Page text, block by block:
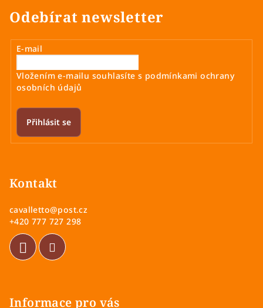
Odebírat newsletter
E-mail
Vložením e-mailu souhlasíte s podmínkami ochrany
osobních údajů
Přihlásit se
Kontakt
cavalletto@post.cz
+420 777 727 298
Informace pro vás